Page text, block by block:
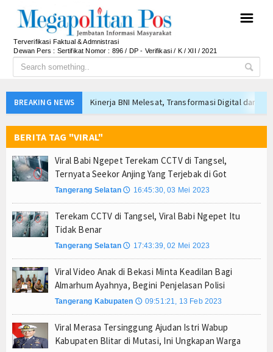
☰
Terverifikasi Faktual & Admnistrasi
Dewan Pers : Sertifikat Nomor : 896 / DP - Verifikasi / K / XII / 2021
BREAKING NEWS
Kinerja BNI Melesat, Transformasi Digital dan
Perkuat Tata Kelola Pemerintahan dan
Ateng Sutisna dan Viking Majalengka Gelar
Dari Mangrove hingga Internet Publik, Program
BMKG Prediksi Jakarta Cerah hingga Cerah
Tanpa Kedip, PLN Jaga Keandalan Listrik Zikir
Mensos Gus Ipul Minta Pejabat Baru Fokus
Kinerja BNI Melesat, Transformasi Digital dan
PTPN I Percepat Optimalisasi Aset, Siapkan
Perkuat Tata Kelola Pemerintahan dan
Elim Tyu Samba Dampingi Ketua MPR RI Ziarah
Ateng Sutisna dan Viking Majalengka Gelar
BERITA TAG "VIRAL"
Viral Babi Ngepet Terekam CCTV di Tangsel,
Ternyata Seekor Anjing Yang Terjebak di Got
Tangerang Selatan 🕔 16:45:30, 03 Mei 2023
Terekam CCTV di Tangsel, Viral Babi Ngepet Itu
Tidak Benar
Tangerang Selatan 🕔 17:43:39, 02 Mei 2023
Viral Video Anak di Bekasi Minta Keadilan Bagi
Almarhum Ayahnya, Begini Penjelasan Polisi
Tangerang Kabupaten 🕔 09:51:21, 13 Feb 2023
Viral Merasa Tersinggung Ajudan Istri Wabup
Kabupaten Blitar di Mutasi, Ini Ungkapan Warga